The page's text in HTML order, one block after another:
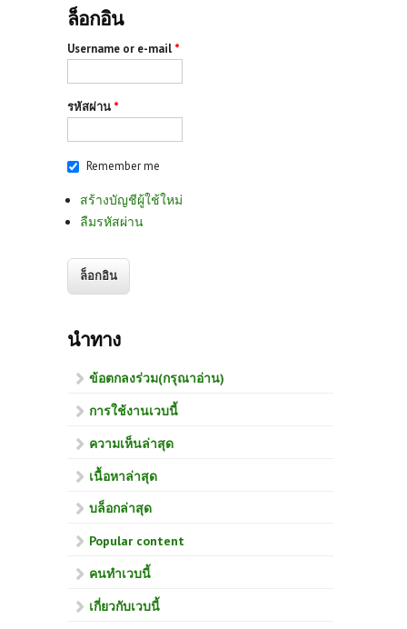
ล็อกอิน
Username or e-mail *
รหัสผ่าน *
Remember me
สร้างบัญชีผู้ใช้ใหม่
ลืมรหัสผ่าน
นำทาง
ข้อตกลงร่วม(กรุณาอ่าน)
การใช้งานเวบนี้
ความเห็นล่าสุด
เนื้อหาล่าสุด
บล็อกล่าสุด
Popular content
คนทำเวบนี้
เกี่ยวกับเวบนี้